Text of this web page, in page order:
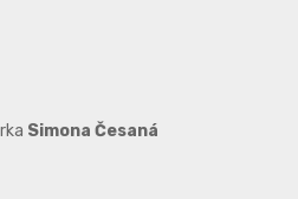
Simona Česaná